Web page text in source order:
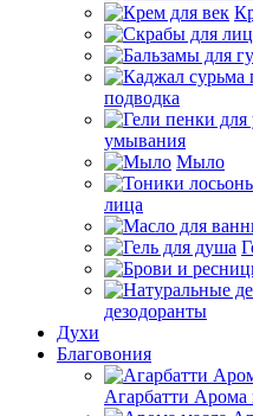
подводка
умывания
Мыло
лица
дезодоранты
Духи
Благовония
Агарбатти Арома